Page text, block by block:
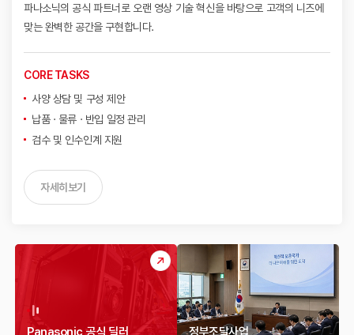
파나소닉의 공식 파트너로 오랜 영상 기술 혁신을 바탕으로 고객의 니즈에
맞는 완벽한 공간을 구현합니다.
CORE TASKS
사양 상담 및 구성 제안
납품 · 물류 · 반입 일정 관리
검수 및 인수인계 지원
자세히보기
Panasonic 공식 딜러 정부조달사업